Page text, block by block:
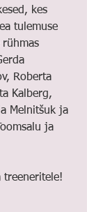
kes
tulemuse
rühmas
Roberta
Kalberg,
Melnitšuk ja
ja
treeneritele!